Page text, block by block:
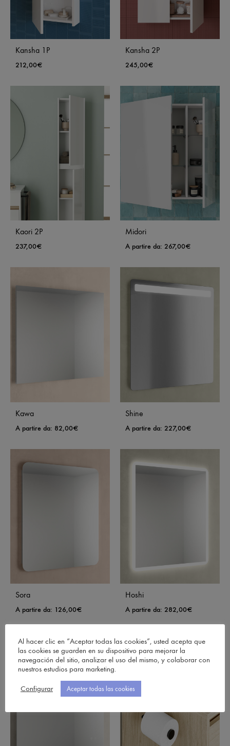
Kansha 1P
212,00€
Kansha 2P
245,00€
Kaori 2P
237,00€
Midori
A partire da: 267,00€
Kawa
A partire da: 82,00€
Shine
A partire da: 227,00€
Sora
A partire da: 126,00€
Hoshi
A partire da: 282,00€
Al hacer clic en “Aceptar todas las cookies”, usted acepta que
las cookies se guarden en su dispositivo para mejorar la
navegación del sitio, analizar el uso del mismo, y colaborar con
nuestros estudios para marketing.
Configurar Aceptar todas las cookies